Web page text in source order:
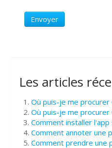
Envoyer
Les articles
Où puis-je me procurer
Où puis-je me procurer
Comment installer
Comment annoter une
Comment prendre une